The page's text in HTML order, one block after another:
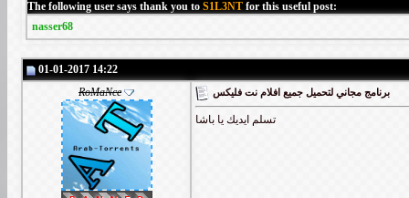
The following user says thank you to S1L3NT for this useful post:
nasser68
01-01-2017 14:22
RoMaNce
برنامج مجاني لتحميل جميع افلام نت فليكس
تسلم ايديك يا باشا